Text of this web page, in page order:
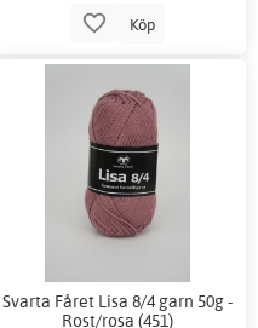
Köp
Svarta Fåret Lisa 8/4 garn 50g -
Rost/rosa (451)